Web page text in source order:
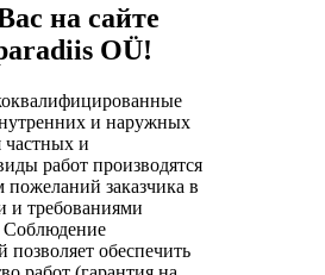
на сайте
OÜ!
и наружных
частных и
работ производятся
пожеланий заказчика в
и требованиями
Соблюдение
позволяет обеспечить